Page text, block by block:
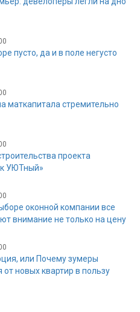
пусто, да и в поле негусто
маткапитала стремительно
проекта
УЮТный»
оконной компании все
внимание не только на цену
или Почему зумеры
от новых квартир в пользу